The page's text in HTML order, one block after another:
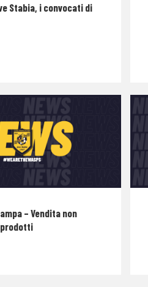
Stabia, i convocati di
– Vendita non